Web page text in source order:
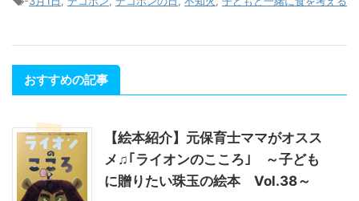
おすすめの記事
【絵本紹介】元保育士ママがオスス
メ♫｢ライオンのこころ｣ ～子ども
に贈りたい珠玉の絵本 Vol.38～